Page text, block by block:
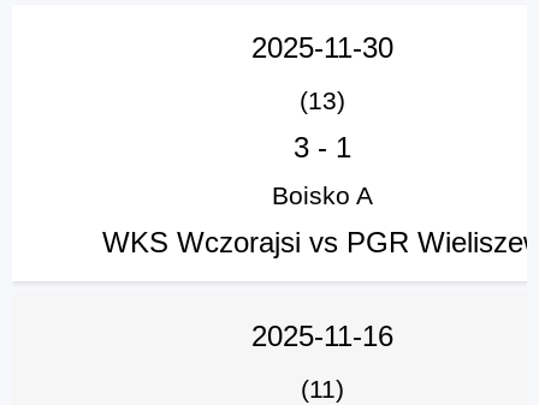
2025-11-30
(13)
3 - 1
Boisko A
WKS Wczorajsi vs PGR
2025-11-16
(11)